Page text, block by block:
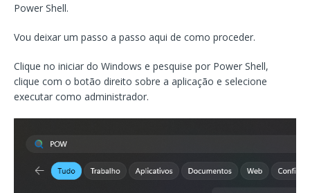
Power Shell.
Vou deixar um passo a passo aqui de como proceder.
Clique no iniciar do Windows e pesquise por Power Shell,
clique com o botão direito sobre a aplicação e selecione
executar como administrador.